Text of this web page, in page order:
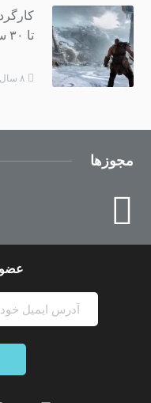
تا ۳۰ ساعت طول می‌کشد
۸ سال قبل
مجوزها